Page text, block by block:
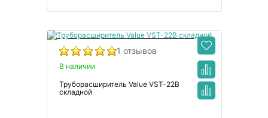
1 отзывов
В наличии
Труборасширитель Value VST-22B
складной